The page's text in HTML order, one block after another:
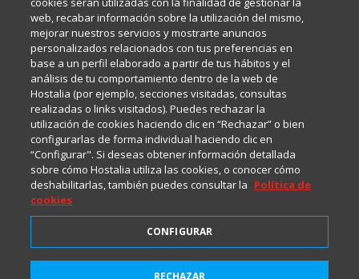
Política de privacidad
Política de cookies
Aviso legal
2001-2026 © Copyright
web, recabar información sobre la utilización del mismo,
mejorar nuestros servicios y mostrarte anuncios
personalizados relacionados con tus preferencias en
base a un perfil elaborado a partir de tus hábitos y el
análisis de tu comportamiento dentro de la web de
Hostalia (por ejemplo, secciones visitadas, consultas
realizadas o links visitados). Puedes rechazar la
utilización de cookies haciendo clic en “Rechazar” o bien
configurarlas de forma individual haciendo clic en
“Configurar". Si deseas obtener información detallada
sobre cómo Hostalia utiliza las cookies, o conocer cómo
deshabilitarlas, también puedes consultar la Política de
cookies
CONFIGURAR
RECHAZAR